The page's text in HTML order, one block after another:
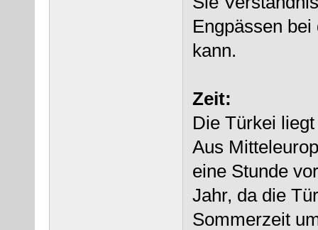
Engpässen
kann.
Zeit:
Die Türkei
Aus
eine Stunde
Jahr, da die
Sommerzeit